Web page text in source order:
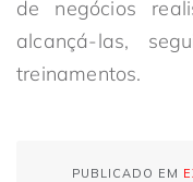
de negócios
alcançá-las,
treinamentos.
PUBLICADO EM